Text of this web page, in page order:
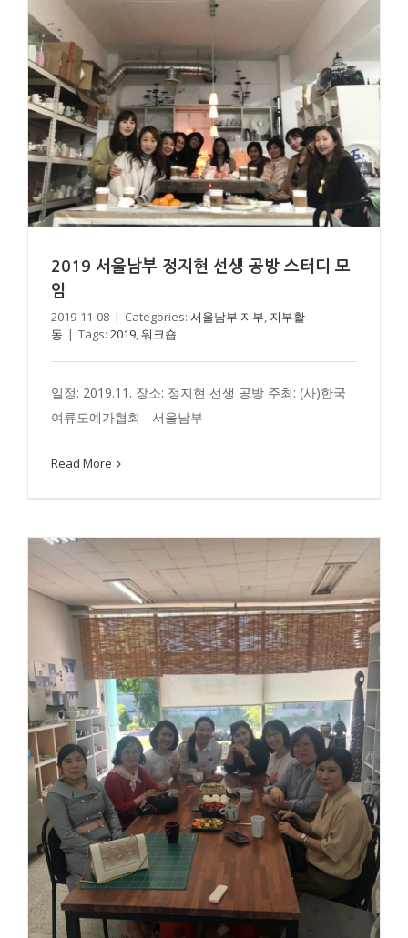
2019 서울남부 정지현 선생 공방 스터디 모
임
2019-11-08 | Categories: 서울남부 지부, 지부활
동 | Tags: 2019,워크숍
일정: 2019.11. 장소: 정지현 선생 공방 주최: (사)한국
여류도예가협회 - 서울남부
Read More
2019 경기남부 소준희 선생 공방 스터디 모임
경기남부 지부